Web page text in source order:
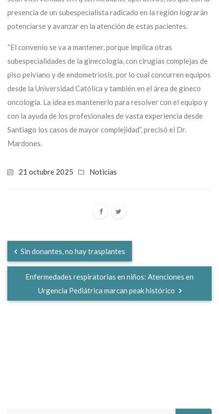
presencia de un subespecialista radicado en la región lograrán
potenciarse y avanzar en la atención de estas pacientes.
“El convenio se va a mantener, porque implica otras
subespecialidades de la ginecología, con cirugías complejas de
piso pelviano y de endometriosis, por lo cual concurren equipos
desde la Universidad Católica y también en el área de gineco
oncología. La idea es mantenerlo para resolver con el equipo y
con la ayuda de los profesionales de vasta experiencia desde
Santiago los casos de mayor complejidad”, precisó el Dr.
Mardones.
21 octubre 2025 Noticias
Sin donantes, no hay trasplantes
Enfermedades respiratorias en niños: Atenciones en
Urgencia Pediátrica marcan peak histórico